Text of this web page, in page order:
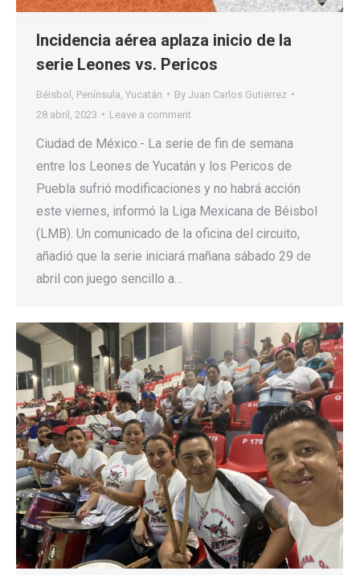
Incidencia aérea aplaza inicio de la
serie Leones vs. Pericos
Béisbol Península Yucatán By Juan Carlos Gutierrez
28 abril, 2023
Leave a comment
Ciudad de México.- La serie de fin de semana
entre los Leones de Yucatán y los Pericos de
Puebla sufrió modificaciones y no habrá acción
este viernes, informó la Liga Mexicana de Béisbol
(LMB). Un comunicado de la oficina del circuito,
añadió que la serie iniciará mañana sábado 29 de
abril con juego sencillo a…